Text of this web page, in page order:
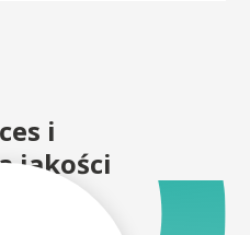
i
jakości